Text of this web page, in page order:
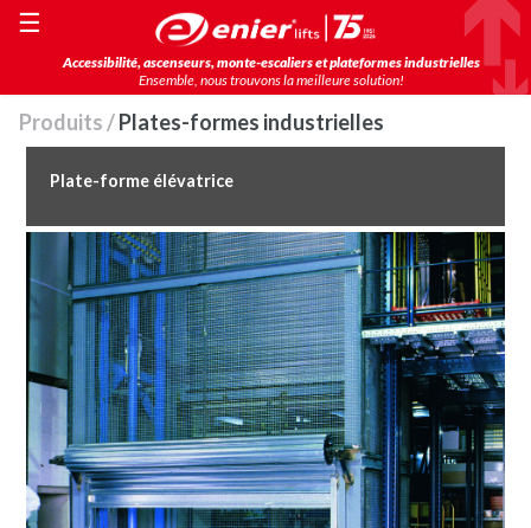
Accessibilité, ascenseurs, monte-escaliers et plateformes industrielles
Ensemble, nous trouvons la meilleure solution!
☰
Produits /Plates-formes industrielles
Plate-forme élévatrice